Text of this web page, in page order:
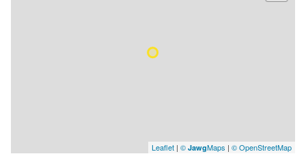
Leaflet | © JawgMaps | © OpenStreetMap